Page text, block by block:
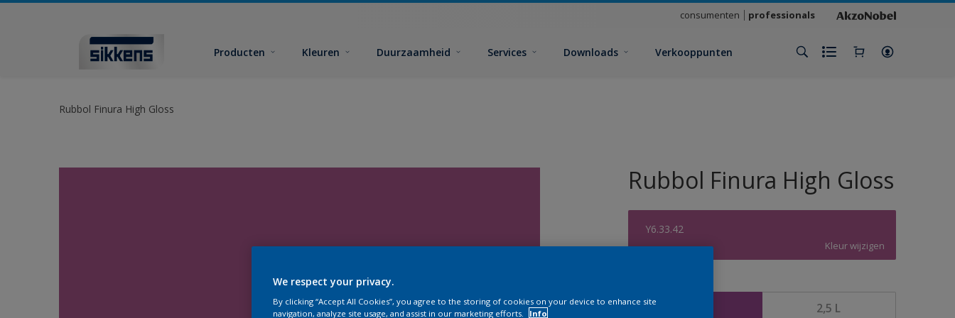
consumenten professionals
Producten Kleuren Duurzaamheid Services Downloads Verkooppunten
Rubbol Finura High Gloss
Rubbol Finura High Gloss
Y6.33.42
Kleur wijzigen
2,5 L
We respect your privacy.
By clicking “Accept All Cookies”, you agree to the storing of cookies on your device to enhance site
navigation, analyze site usage, and assist in our marketing efforts.
Info